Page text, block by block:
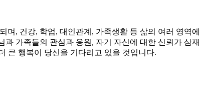
, 건강, 학업, 대인관계, 가족생활 등 삶의 여러 영역에
가족들의 관심과 응원, 자기 자신에 대한 신뢰가 삼재
큰 행복이 당신을 기다리고 있을 것입니다.